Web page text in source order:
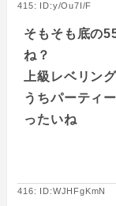
415: ID:y/Ou7I/F
そもそも底の
ね？
上級レベリン
うちパーティ
ったいね
416: ID:WJHFgKmN